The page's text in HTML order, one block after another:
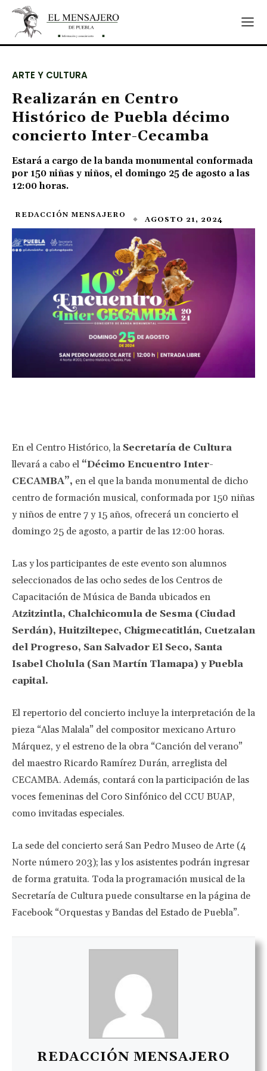
ARTE Y CULTURA
Realizarán en Centro
Histórico de Puebla décimo
concierto Inter-Cecamba
Estará a cargo de la banda monumental conformada
por 150 niñas y niños, el domingo 25 de agosto a las
12:00 horas.
REDACCIÓN MENSAJERO AGOSTO 21, 2024
En el Centro Histórico, la Secretaría de Cultura
llevará a cabo el “Décimo Encuentro Inter-
CECAMBA”, en el que la banda monumental de dicho
centro de formación musical, conformada por 150 niñas
y niños de entre 7 y 15 años, ofrecerá un concierto el
domingo 25 de agosto, a partir de las 12:00 horas.
Las y los participantes de este evento son alumnos
seleccionados de las ocho sedes de los Centros de
Capacitación de Música de Banda ubicados en
Atzitzintla, Chalchicomula de Sesma (Ciudad
Serdán), Huitziltepec, Chigmecatitlán, Cuetzalan
del Progreso, San Salvador El Seco, Santa
Isabel Cholula (San Martín Tlamapa) y Puebla
capital.
El repertorio del concierto incluye la interpretación de la
pieza “Alas Malala” del compositor mexicano Arturo
Márquez, y el estreno de la obra “Canción del verano”
del maestro Ricardo Ramírez Durán, arreglista del
CECAMBA. Además, contará con la participación de las
voces femeninas del Coro Sinfónico del CCU BUAP,
como invitadas especiales.
La sede del concierto será San Pedro Museo de Arte (4
Norte número 203); las y los asistentes podrán ingresar
de forma gratuita. Toda la programación musical de la
Secretaría de Cultura puede consultarse en la página de
Facebook “Orquestas y Bandas del Estado de Puebla”.
REDACCIÓN MENSAJERO